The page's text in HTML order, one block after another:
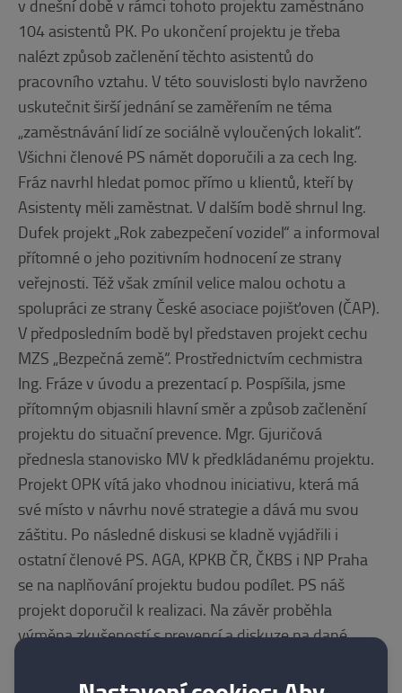
v dnešní době v rámci tohoto projektu zaměstnáno
104 asistentů PK. Po ukončení projektu je třeba
nalézt způsob začlenění těchto asistentů do
pracovního vztahu. V této souvislosti bylo navrženo
uskutečnit širší jednání se zaměřením ne téma
„zaměstnávání lidí ze sociálně vyloučených lokalit“.
Všichni členové PS námět doporučili a za cech Ing.
Fráz navrhl hledat pomoc přímo u klientů, kteří by
Asistenty měli zaměstnat. V dalším bodě shrnul Ing.
Dufek projekt „Rok zabezpečení vozidel“ a informoval
přítomné o jeho pozitivním hodnocení ze strany
veřejnosti. Též však zmínil velice malou ochotu a
spolupráci ze strany České asociace pojišťoven (ČAP).
V předposledním bodě byl představen projekt cechu
MZS „Bezpečná země“. Prostřednictvím cechmistra
Ing. Fráze v úvodu a prezentací p. Pospíšila, jsme
přítomným objasnili hlavní směr a způsob začlenění
projektu do situační prevence. Mgr. Gjuričová
přednesla stanovisko MV k předkládanému projektu.
Projekt OPK vítá jako vhodnou iniciativu, která má
své místo v návrhu nové strategie a dává mu svou
záštitu. Po následné diskusi se kladně vyjádřili i
ostatní členové PS. AGA, KPKB ČR, ČKBS i NP Praha
se na naplňování projektu budou podílet. PS náš
projekt doporučil k realizaci. Na závěr proběhla
výměna zkušeností s prevencí a diskuze na dané
záštitu ČKBS.